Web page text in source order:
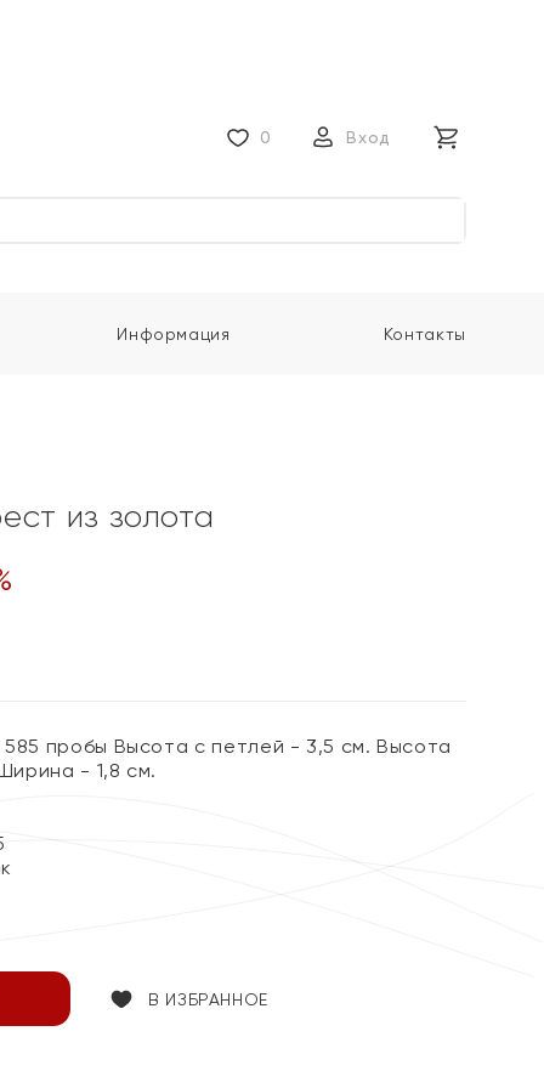
0 Вход
Информация Контакты
из золота
585 пробы Высота с петлей - 3,5 см. Высота
- 1,8 см.
В ИЗБРАННОЕ